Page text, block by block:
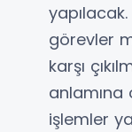
görevler
karşı
anlamına
işlemler